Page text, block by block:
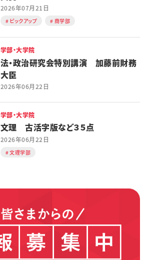
2026年07月21日
ピックアップ 商学部
学部・大学院
法・政治研究会特別講演 加藤前財務
大臣
2026年06月22日
学部・大学院
文理 古活字版など３５点
2026年06月22日
文理学部